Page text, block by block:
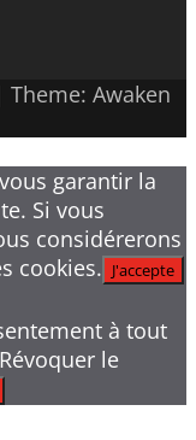
Theme: Awaken
garantir la
Si vous
considérerons
cookies. J'accepte
à tout
le